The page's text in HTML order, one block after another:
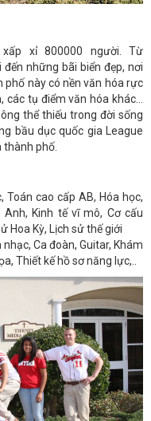
xỉ 800000 người. Từ
những bãi biển đẹp, nơi
phố này có nền văn hóa rực
tụ điểm văn hóa khác...
thể thiếu trong đời sống
bầu dục quốc gia League
phố.
Toán cao cấp AB, Hóa học,
Kinh tế vĩ mô, Cơ cấu
Hoa Kỳ, Lịch sử thế giới
Ca đoàn, Guitar, Khám
Thiết kế hồ sơ năng lực,..